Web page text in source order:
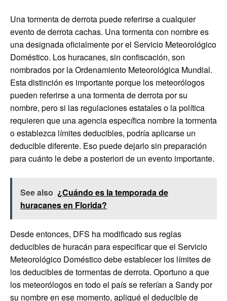
Una tormenta de derrota puede referirse a cualquier
evento de derrota cachas. Una tormenta con nombre es
una designada oficialmente por el Servicio Meteorológico
Doméstico. Los huracanes, sin confiscación, son
nombrados por la Ordenamiento Meteorológica Mundial.
Esta distinción es importante porque los meteorólogos
pueden referirse a una tormenta de derrota por su
nombre, pero si las regulaciones estatales o la política
requieren que una agencia específica nombre la tormenta
o establezca límites deducibles, podría aplicarse un
deducible diferente. Eso puede dejarlo sin preparación
para cuánto le debe a posteriori de un evento importante.
See also ¿Cuándo es la temporada de
huracanes en Florida?
Desde entonces, DFS ha modificado sus reglas
deducibles de huracán para especificar que el Servicio
Meteorológico Doméstico debe establecer los límites de
los deducibles de tormentas de derrota. Oportuno a que
los meteorólogos en todo el país se referían a Sandy por
su nombre en ese momento, apliqué el deducible de